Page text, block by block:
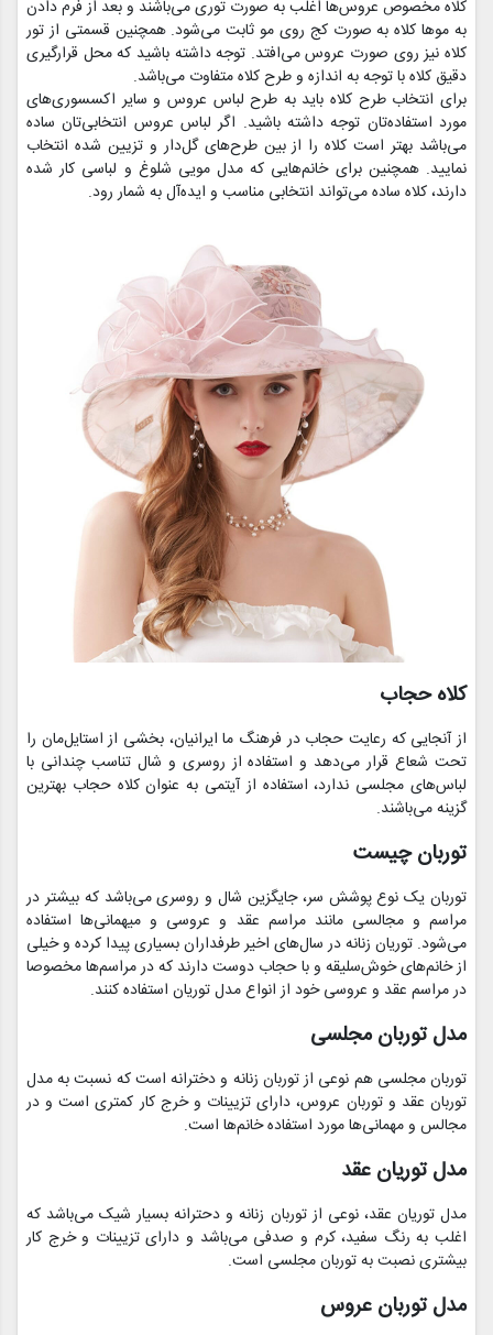
کلاه مخصوص عروس‌ها اغلب به صورت توری می‌باشند و بعد از فرم دادن
به موها کلاه به صورت کج روی مو ثابت می‌شود. همچنین قسمتی از تور
کلاه نیز روی صورت عروس می‌افتد. توجه داشته باشید که محل قرارگیری
دقیق کلاه با توجه به اندازه و طرح کلاه متفاوت می‌باشد.
برای انتخاب طرح کلاه باید به طرح لباس عروس و سایر اکسسوری‌های
مورد استفاده‌تان توجه داشته باشید. اگر لباس عروس انتخابی‌تان ساده
می‌باشد بهتر است کلاه را از بین طرح‌های گل‌دار و تزیین شده انتخاب
نمایید. همچنین برای خانم‌هایی که مدل مویی شلوغ و لباسی کار شده
دارند، کلاه ساده می‌تواند انتخابی مناسب و ایده‌آل به شمار رود.
کلاه حجاب
از آنجایی که رعایت حجاب در فرهنگ ما ایرانیان، بخشی از استایل‌مان را
تحت شعاع قرار می‌دهد و استفاده از روسری و شال تناسب چندانی با
لباس‌های مجلسی ندارد، استفاده از آیتمی به عنوان کلاه حجاب بهترین
گزینه می‌باشند.
توربان چیست
توربان یک نوع پوشش سر، جایگزین شال و روسری می‌باشد که بیشتر در
مراسم و مجالسی مانند مراسم عقد و عروسی و میهمانی‌ها استفاده
می‌شود‌. توریان زنانه در سال‌های اخیر طرفداران بسیاری پیدا کرده و خیلی
از خانم‌های خوش‌سلیقه و با حجاب دوست دارند که در مراسم‌ها مخصوصا
در مراسم عقد و عروسی خود از انواع مدل توریان استفاده کنند‌.
مدل توربان مجلسی
توربان مجلسی هم نوعی از توربان زنانه و دخترانه است که نسبت به مدل
توربان عقد و توربان عروس‌، دارای تزیینات و خرج کار کمتری است و در
مجالس و مهمانی‌ها مورد استفاده خانم‌ها است.
مدل توریان عقد
مدل توریان عقد، نوعی از توربان زنانه و دحترانه بسیار شیک می‌باشد که
اغلب به رنگ سفید‌، کرم و صدفی می‌باشد و دارای تزیینات و خرج کار
بیشتری نصبت به توربان مجلسی است.
مدل توربان عروس